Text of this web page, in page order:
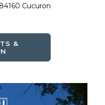
Cucuron
&